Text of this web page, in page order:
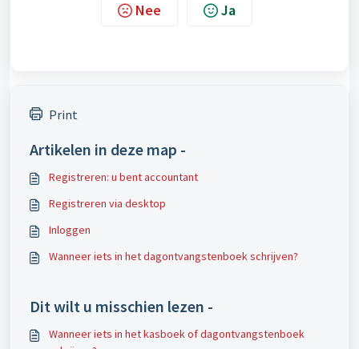
Nee Ja
Print
Artikelen in deze map -
Registreren: u bent accountant
Registreren via desktop
Inloggen
Wanneer iets in het dagontvangstenboek schrijven?
Dit wilt u misschien lezen -
Wanneer iets in het kasboek of dagontvangstenboek